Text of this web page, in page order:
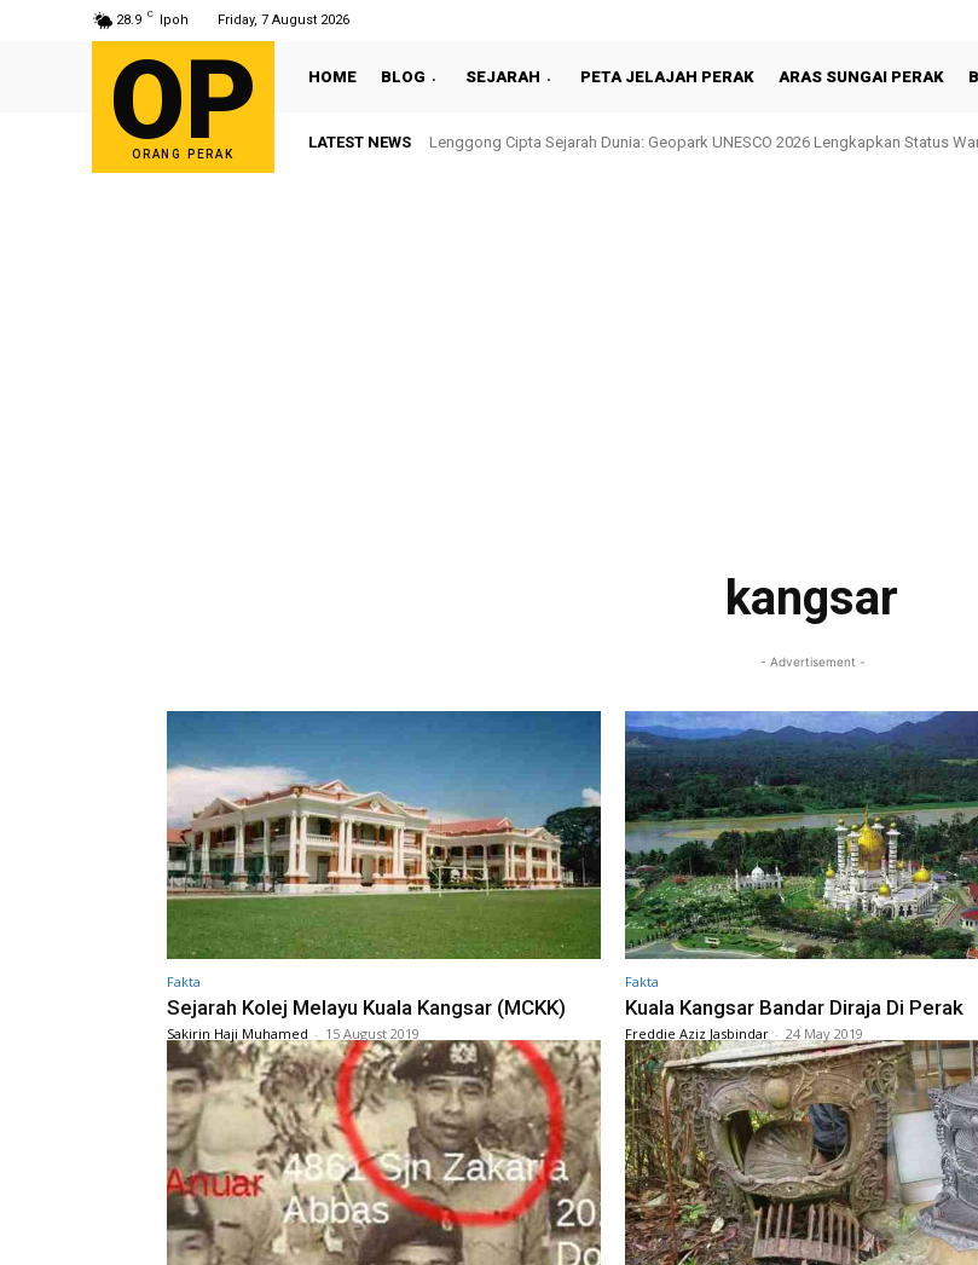
28.9 C Ipoh Friday, 7 August 2026
OP
ORANG PERAK
HOME BLOG SEJARAH PETA JELAJAH PERAK ARAS SUNGAI PERAK
LATEST NEWSLenggong Cipta Sejarah Dunia: Geopark UNESCO 2026 Lengkapkan Status
Sultan Nazrin Shah Berbuka Puasa Bersama Rakyat di Behrang Stesen
kangsar
- Advertisement -
Fakta
Sejarah Kolej Melayu Kuala Kangsar (MCKK)
Sakirin Haji Muhamed - 15 August 2019
Fakta
Kuala Kangsar Bandar Diraja Di Perak
Freddie Aziz Jasbindar - 24 May 2019